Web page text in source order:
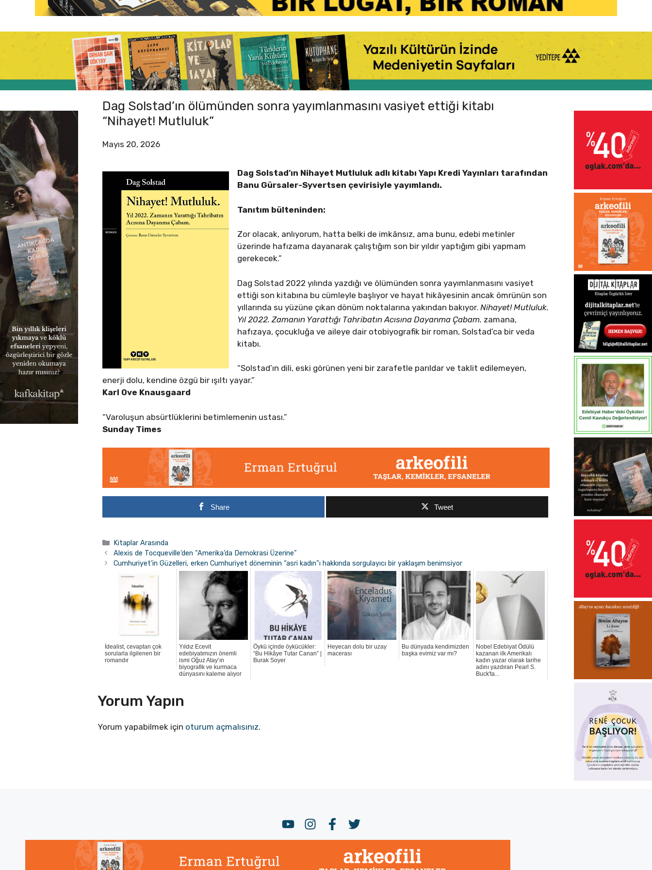
Dag Solstad’ın ölümünden sonra yayımlanmasını vasiyet ettiği kitabı
“Nihayet! Mutluluk”
Mayıs 20, 2026
Dag Solstad’ın Nihayet Mutluluk adlı kitabı Yapı Kredi Yayınları tarafından
Banu Gürsaler-Syvertsen çevirisiyle yayımlandı.
Tanıtım bülteninden:
Zor olacak, anlıyorum, hatta belki de imkânsız, ama bunu, edebi metinler
üzerinde hafızama dayanarak çalıştığım son bir yıldır yaptığım gibi yapmam
gerekecek.”
Dag Solstad 2022 yılında yazdığı ve ölümünden sonra yayımlanmasını vasiyet
ettiği son kitabına bu cümleyle başlıyor ve hayat hikâyesinin ancak ömrünün son
yıllarında su yüzüne çıkan dönüm noktalarına yakından bakıyor.Nihayet! Mutluluk.
Yıl 2022. Zamanın Yarattığı Tahribatın Acısına Dayanma Çabam. zamana,
hafızaya, çocukluğa ve aileye dair otobiyografik bir roman, Solstad’ca bir veda
kitabı.
“Solstad’ın dili, eski görünen yeni bir zarafetle parıldar ve taklit edilemeyen,
enerji dolu, kendine özgü bir ışıltı yayar.”
Karl Ove Knausgaard
“Varoluşun absürtlüklerini betimlemenin ustası.”
Sunday Times
Share Tweet
Kategoriler
Kitaplar Arasında
Alexis de Tocqueville’den “Amerika’da Demokrasi Üzerine”
Cumhuriyet’in Güzelleri, erken Cumhuriyet döneminin “asri kadın”ı hakkında sorgulayıcı bir yaklaşım benimsiyor
İdealist, cevaptan çok
sorularla ilgilenen bir
romandır
Yıldız Ecevit
edebiyatımızın önemli
ismi Oğuz Atay’ın
biyografik ve kurmaca
dünyasını kaleme alıyor
Öykü içinde öykücükler:
“Bu Hikâye Tutar Canan” |
Burak Soyer
Heyecan dolu bir uzay
macerası
Bu dünyada kendimizden
başka evimiz var mı?
Nobel Edebiyat Ödülü
kazanan ilk Amerikalı
kadın yazar olarak tarihe
adını yazdıran Pearl S.
Buck'ta...
Yorum Yapın
Yorum yapabilmek için oturum açmalısınız.